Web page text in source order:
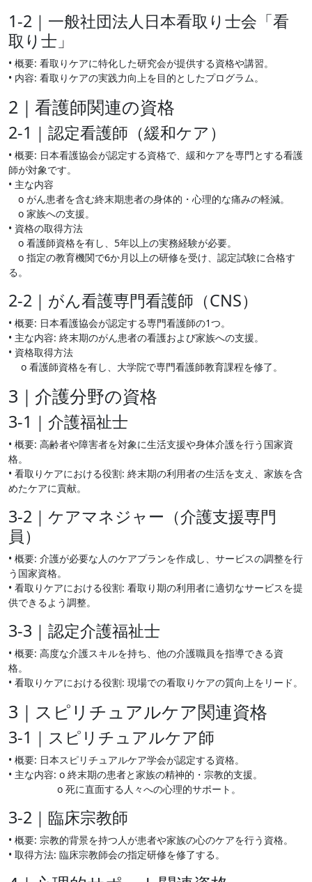
1-2｜一般社団法人日本看取り士会「看
取り士」
• 概要: 看取りケアに特化した研究会が提供する資格や講習。
• 内容: 看取りケアの実践力向上を目的としたプログラム。
2｜看護師関連の資格
2-1｜認定看護師（緩和ケア）
• 概要: 日本看護協会が認定する資格で、緩和ケアを専門とする看護
師が対象です。
• 主な内容
o がん患者を含む終末期患者の身体的・心理的な痛みの軽減。
o 家族への支援。
• 資格の取得方法
o 看護師資格を有し、5年以上の実務経験が必要。
o 指定の教育機関で6か月以上の研修を受け、認定試験に合格す
る。
2-2｜がん看護専門看護師（CNS）
• 概要: 日本看護協会が認定する専門看護師の1つ。
• 主な内容: 終末期のがん患者の看護および家族への支援。
• 資格取得方法
o 看護師資格を有し、大学院で専門看護師教育課程を修了。
3｜介護分野の資格
3-1｜介護福祉士
• 概要: 高齢者や障害者を対象に生活支援や身体介護を行う国家資
格。
• 看取りケアにおける役割: 終末期の利用者の生活を支え、家族を含
めたケアに貢献。
3-2｜ケアマネジャー（介護支援専門
員）
• 概要: 介護が必要な人のケアプランを作成し、サービスの調整を行
う国家資格。
• 看取りケアにおける役割: 看取り期の利用者に適切なサービスを提
供できるよう調整。
3-3｜認定介護福祉士
• 概要: 高度な介護スキルを持ち、他の介護職員を指導できる資
格。
• 看取りケアにおける役割: 現場での看取りケアの質向上をリード。
3｜スピリチュアルケア関連資格
3-1｜スピリチュアルケア師
• 概要: 日本スピリチュアルケア学会が認定する資格。
• 主な内容: o 終末期の患者と家族の精神的・宗教的支援。
o 死に直面する人々への心理的サポート。
3-2｜臨床宗教師
• 概要: 宗教的背景を持つ人が患者や家族の心のケアを行う資格。
• 取得方法: 臨床宗教師会の指定研修を修了する。